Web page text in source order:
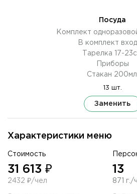
Характеристики меню
Стоимость
31 613 ₽
2432 ₽/чел
13
871 г./
Посуда
Комплект
В комплект
Тарелка 17-
Приборы
Стакан 200мл.
13 шт.
Заменить